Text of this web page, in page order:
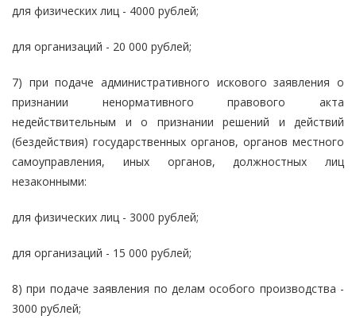
для физических лиц - 4000 рублей;
для организаций - 20 000 рублей;
7) при подаче административного искового заявления о
признании ненормативного правового акта
недействительным и о признании решений и действий
(бездействия) государственных органов, органов местного
самоуправления, иных органов, должностных лиц
незаконными:
для физических лиц - 3000 рублей;
для организаций - 15 000 рублей;
8) при подаче заявления по делам особого производства -
3000 рублей;